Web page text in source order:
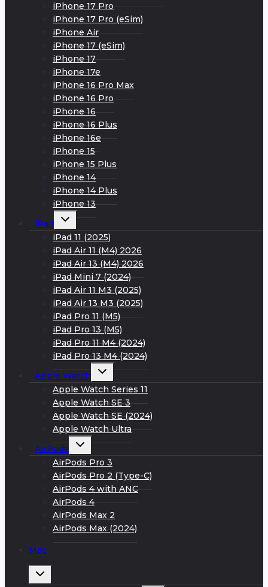
iPhone 17 Pro
iPhone 17 Pro (eSim)
iPhone Air
iPhone 17 (eSim)
iPhone 17
iPhone 17e
iPhone 16 Pro Max
iPhone 16 Pro
iPhone 16
iPhone 16 Plus
iPhone 16e
iPhone 15
iPhone 15 Plus
iPhone 14
iPhone 14 Plus
iPhone 13
iPad
Развернуть
меню
iPad 11 (2025)
iPad Air 11 (M4) 2026
iPad Air 13 (M4) 2026
iPad Mini 7 (2024)
iPad Air 11 M3 (2025)
iPad Air 13 M3 (2025)
iPad Pro 11 (M5)
iPad Pro 13 (M5)
iPad Pro 11 M4 (2024)
iPad Pro 13 M4 (2024)
Apple Watch
Развернуть
меню
Apple Watch Series 11
Apple Watch SE 3
Apple Watch SE (2024)
Apple Watch Ultra
AirPods
Развернуть
меню
AirPods Pro 3
AirPods Pro 2 (Type-C)
AirPods 4 with ANC
AirPods 4
AirPods Max 2
AirPods Max (2024)
Mac
Развернуть